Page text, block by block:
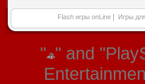
Flash игры onLine Игры
" " and